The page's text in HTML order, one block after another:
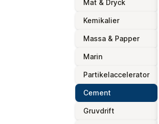
Mat & Dryck
Kemikalier
Massa & Papper
Marin
Partikelaccelerator
Cement
Gruvdrift